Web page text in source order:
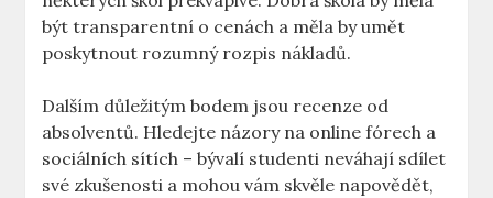
⁣být transparentní o cenách a měla by​ umět⁣
poskytnout rozumný rozpis nákladů.
Dalším důležitým bodem jsou recenze od
absolventů. Hledejte názory ‌na ‌online fórech​ a
sociálních sítích – bývalí studenti neváhají sdílet
své zkušenosti a ​mohou vám⁤ skvěle napovědět,